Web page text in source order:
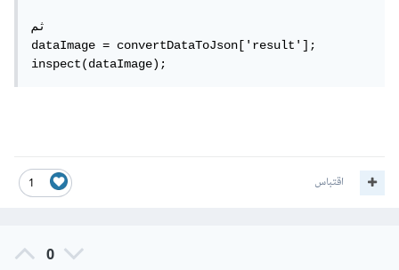
ثم
dataImage = convertDataToJson['result'];
inspect(dataImage);
1 اقتباس
0